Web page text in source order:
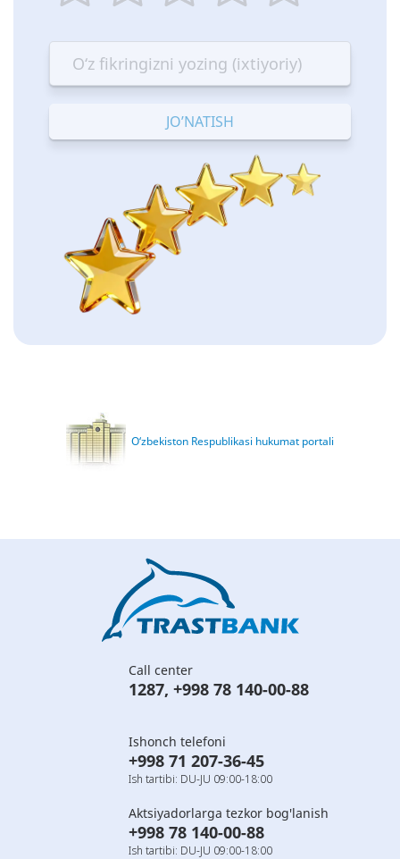
star
Terrible
stars
—
Bad
stars
—
OK
stars
—
Good
stars
—
Excellent
O‘zbekiston Respublikasi hukumat portali
Call center
1287, +998 78 140-00-88
Ishonch telefoni
+998 71 207-36-45
Ish tartibi: DU-JU 09:00-18:00
Aktsiyadorlarga tezkor bog'lanish
+998 78 140-00-88
Ish tartibi: DU-JU 09:00-18:00